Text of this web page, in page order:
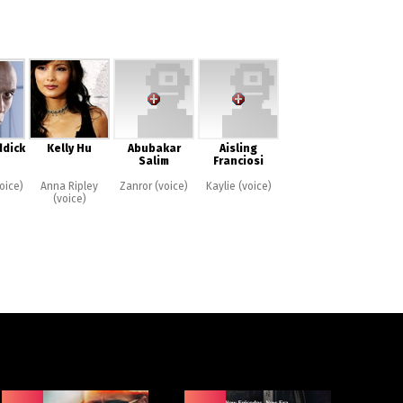
Kelly Hu
Anna Ripley
(voice)
Abubakar
Salim
Zanror (voice)
Aisling
Franciosi
Kaylie (voice)